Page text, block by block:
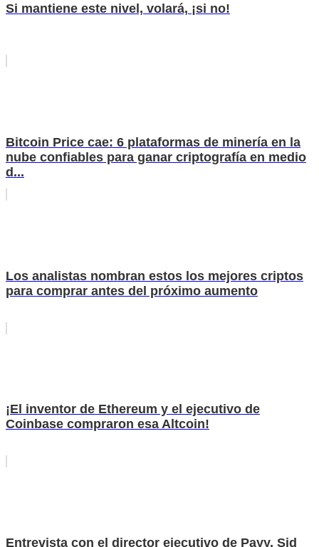
Si mantiene este nivel, volará, ¡si no!
Bitcoin Price cae: 6 plataformas de minería en la
nube confiables para ganar criptografía en medio
d...
Los analistas nombran estos los mejores criptos
para comprar antes del próximo aumento
¡El inventor de Ethereum y el ejecutivo de
Coinbase compraron esa Altcoin!
Entrevista con el director ejecutivo de Payy, Sid